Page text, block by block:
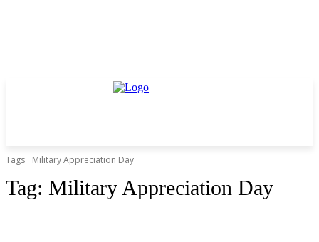
Tags Military Appreciation Day
Tag: Military Appreciation Day